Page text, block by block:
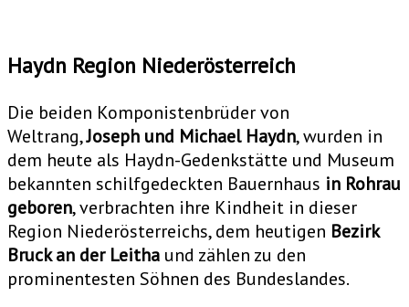
Haydn Region Niederösterreich
Die beiden Komponistenbrüder von
Weltrang,Joseph und Michael Haydn, wurden in
dem heute als Haydn-Gedenkstätte und Museum
bekannten schilfgedeckten Bauernhaus in Rohrau
geboren, verbrachten ihre Kindheit in dieser
Region Niederösterreichs, dem heutigen Bezirk
Bruck an der Leitha und zählen zu den
prominentesten Söhnen des Bundeslandes.